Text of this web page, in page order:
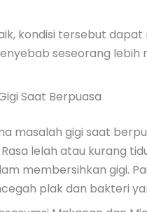
kondisi tersebut
seseorang
Saat Berpuasa
masalah gigi saat
lelah atau kurang
membersihkan gigi.
plak dan bakteri